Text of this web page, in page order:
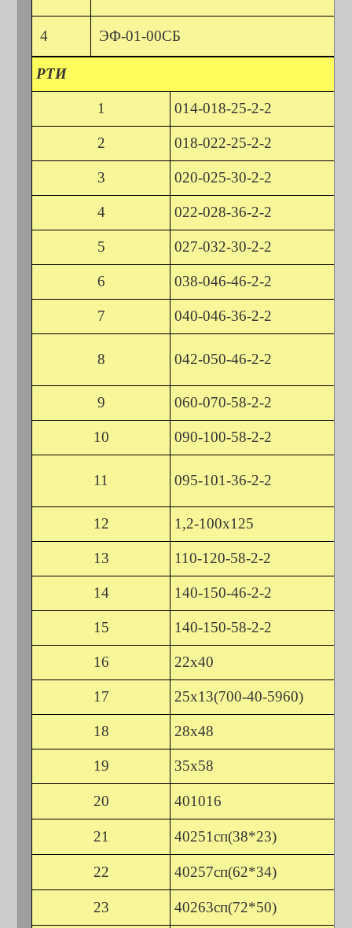
4 ЭФ-01-00СБ
РТИ
1 014-018-25-2-2
2 018-022-25-2-2
3 020-025-30-2-2
4 022-028-36-2-2
5 027-032-30-2-2
6 038-046-46-2-2
7 040-046-36-2-2
8 042-050-46-2-2
9 060-070-58-2-2
10 090-100-58-2-2
11 095-101-36-2-2
12 1,2-100х125
13 110-120-58-2-2
14 140-150-46-2-2
15 140-150-58-2-2
16 22х40
17 25х13(700-40-5960)
18 28х48
19 35х58
20 401016
21 40251сп(38*23)
22 40257сп(62*34)
23 40263сп(72*50)